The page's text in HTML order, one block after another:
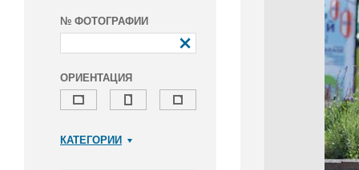
№ ФОТОГРАФИИ
ОРИЕНТАЦИЯ
КАТЕГОРИИ